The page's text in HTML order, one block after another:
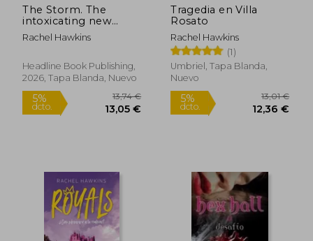
5%
dcto.
The Storm. The
intoxicating new
thriller from the New
York Times
The Heiress (en
Inglés)
Rachel Hawkins
Headline Book Publishing,
2026, Tapa Blanda, Nuevo
Tragedia en Villa
Rosato
Rachel Hawkins
(1)
Umbriel, Tapa Blanda,
Nuevo